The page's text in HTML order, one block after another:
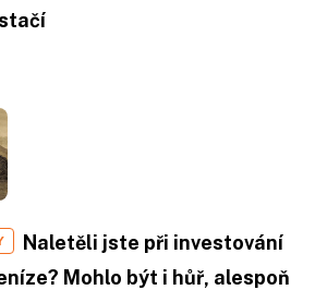
Naletěli jste při investování
Mohlo být i hůř, alespoň